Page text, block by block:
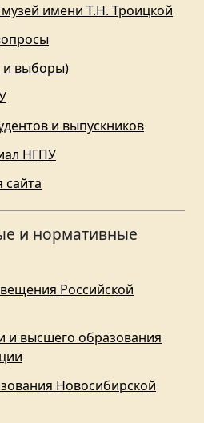
имени Т.Н. Троицкой
и выборы)
и выпускников
НГПУ
и нормативные
Российской
и высшего образования
Новосибирской